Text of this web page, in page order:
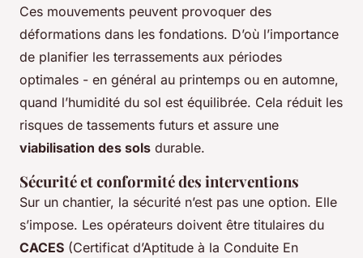
Ces mouvements peuvent provoquer des
déformations dans les fondations. D’où l’importance
de planifier les terrassements aux périodes
optimales - en général au printemps ou en automne,
quand l’humidité du sol est équilibrée. Cela réduit les
risques de tassements futurs et assure une
viabilisation des sols durable.
Sécurité et conformité des interventions
Sur un chantier, la sécurité n’est pas une option. Elle
s’impose. Les opérateurs doivent être titulaires du
CACES (Certificat d’Aptitude à la Conduite En